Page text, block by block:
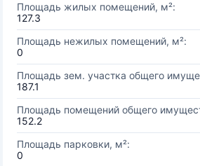
Площадь жилых помещений, м²:
127.3
Площадь нежилых помещений, м²:
0
Площадь зем. участка общего
187.1
Площадь помещений общего
152.2
Площадь парковки, м²:
0